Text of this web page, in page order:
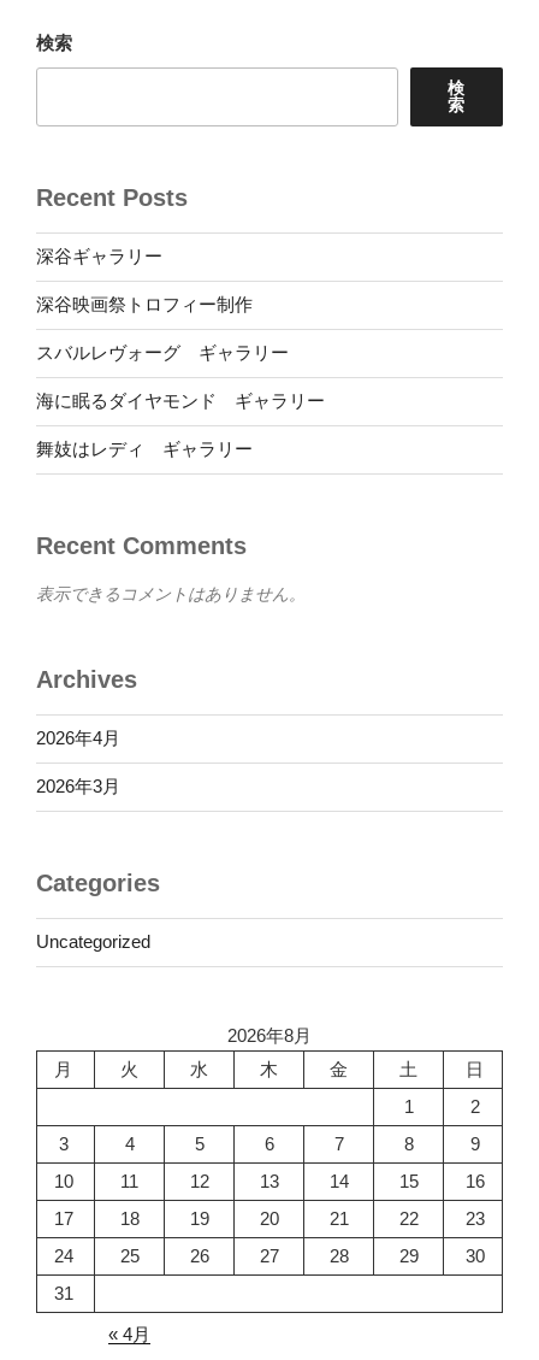
ン
検索
検
索
Recent Posts
深谷ギャラリー
深谷映画祭トロフィー制作
スバルレヴォーグ ギャラリー
海に眠るダイヤモンド ギャラリー
舞妓はレディ ギャラリー
Recent Comments
表示できるコメントはありません。
Archives
2026年4月
2026年3月
Categories
Uncategorized
2026年8月
月
火 水 木 金 土
日
1
2
3
4 5 6 7 8
9
10
11 12 13 14 15
16
17
18 19 20 21 22
23
24
25 26 27 28 29
30
31
« 4月